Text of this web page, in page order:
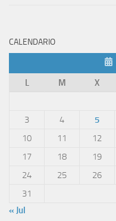
CALENDARIO
L
M X
3
4 5
10
11 12
17
18 19
24
25 26
31
« Jul